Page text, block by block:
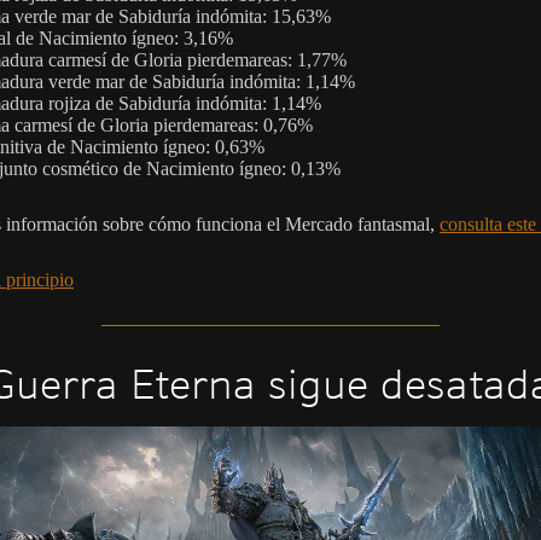
verde mar de Sabiduría indómita: 15,63%
de Nacimiento ígneo: 3,16%
carmesí de Gloria pierdemareas: 1,77%
verde mar de Sabiduría indómita: 1,14%
rojiza de Sabiduría indómita: 1,14%
carmesí de Gloria pierdemareas: 0,76%
de Nacimiento ígneo: 0,63%
cosmético de Nacimiento ígneo: 0,13%
información sobre cómo funciona el Mercado fantasmal, consulta
principio
Eterna sigue